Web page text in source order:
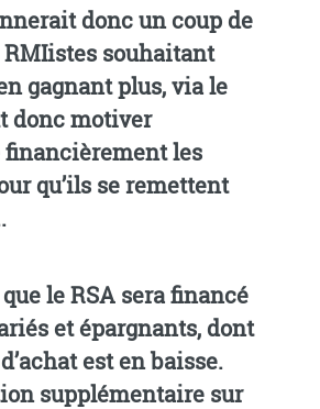
donc un coup de
souhaitant
gagnant plus, via le
donc motiver
qu’ils se remettent
le RSA sera financé
et épargnants, dont
est en baisse.
supplémentaire sur